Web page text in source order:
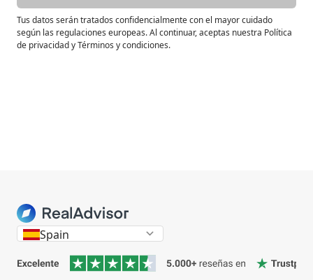
Tus datos serán tratados confidencialmente con el mayor cuidado
según las regulaciones europeas. Al continuar, aceptas nuestra Política
de privacidad y Términos y condiciones.
Spain